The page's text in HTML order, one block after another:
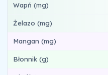
Wapń (mg)
Żelazo (mg)
Mangan (mg)
Błonnik (g)